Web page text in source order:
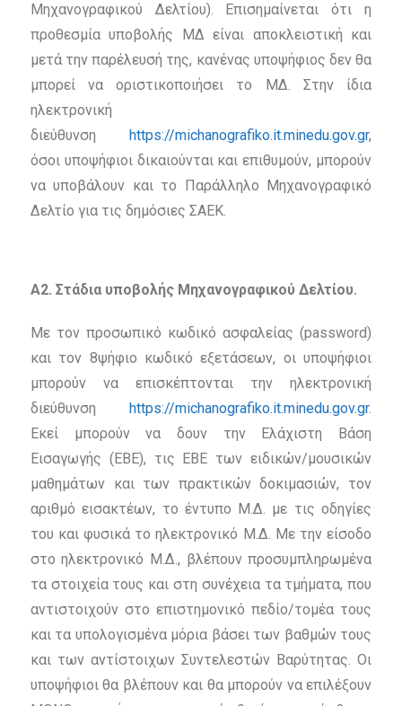
Μηχανογραφικού Δελτίου). Επισημαίνεται ότι η
προθεσμία υποβολής ΜΔ είναι αποκλειστική και
μετά την παρέλευσή της, κανένας υποψήφιος δεν θα
μπορεί να οριστικοποιήσει το ΜΔ. Στην ίδια
ηλεκτρονική
διεύθυνσηhttps://michanografiko.it.minedu.gov.gr,
όσοι υποψήφιοι δικαιούνται και επιθυμούν, μπορούν
να υποβάλουν και το Παράλληλο Μηχανογραφικό
Δελτίο για τις δημόσιες ΣΑΕΚ.
Α2. Στάδια υποβολής Μηχανογραφικού Δελτίου.
Με τον προσωπικό κωδικό ασφαλείας (password)
και τον 8ψήφιο κωδικό εξετάσεων, οι υποψήφιοι
μπορούν να επισκέπτονται την ηλεκτρονική
διεύθυνσηhttps://michanografiko.it.minedu.gov.gr.
Εκεί μπορούν να δουν την Ελάχιστη Βάση
Εισαγωγής (ΕΒΕ), τις ΕΒΕ των ειδικών/μουσικών
μαθημάτων και των πρακτικών δοκιμασιών, τον
αριθμό εισακτέων, το έντυπο Μ.Δ. με τις οδηγίες
του και φυσικά το ηλεκτρονικό Μ.Δ. Με την είσοδο
στο ηλεκτρονικό Μ.Δ., βλέπουν προσυμπληρωμένα
τα στοιχεία τους και στη συνέχεια τα τμήματα, που
αντιστοιχούν στο επιστημονικό πεδίο/τομέα τους
και τα υπολογισμένα μόρια βάσει των βαθμών τους
και των αντίστοιχων Συντελεστών Βαρύτητας. Οι
υποψήφιοι θα βλέπουν και θα μπορούν να επιλέξουν